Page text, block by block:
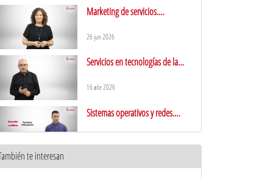
Marketing de servicios.
26 jun 2026
Servicios en tecnologías de la
16 abr 2026
Sistemas operativos y redes.
te interesan